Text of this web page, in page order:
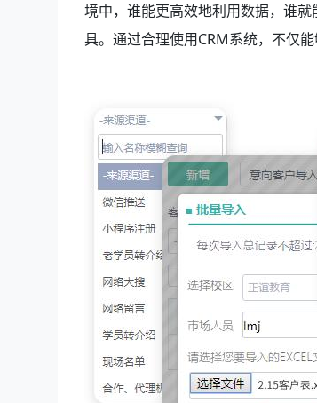
境中，谁能更高效地利用数据，谁
具。通过合理使用CRM系统，不仅